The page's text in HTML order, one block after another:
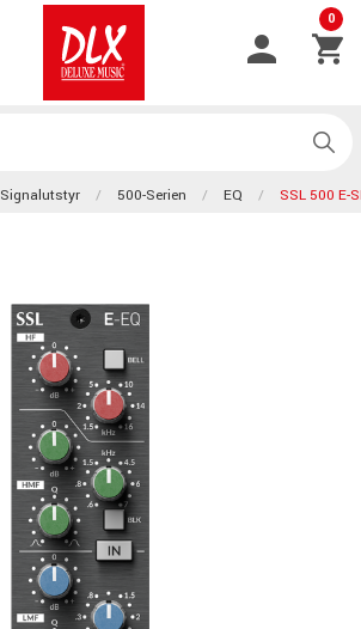
0
Signalutstyr 500-Serien EQ SSL 500 E-